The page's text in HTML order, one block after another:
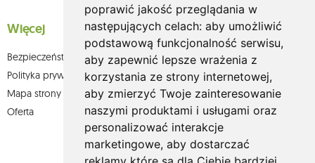
poprawić jakość przeglądania w
następujących celach: aby umożliwić
podstawową funkcjonalność serwisu,
aby zapewnić lepsze wrażenia z
korzystania ze strony internetowej,
aby zmierzyć Twoje zainteresowanie
naszymi produktami i usługami oraz
personalizować interakcje
marketingowe, aby dostarczać
Więcej
Bezpieczeństwo płatności
Polityka prywatności
Mapa strony
Oferta